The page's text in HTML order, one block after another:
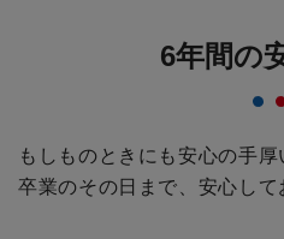
6年間の
もしものときにも安心の手厚
卒業のその日まで、安心して